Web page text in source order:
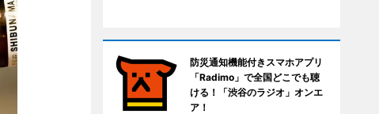
防災通知機能付きスマホアプリ
「Radimo」で全国どこでも聴
ける！「渋谷のラジオ」オンエ
ア！